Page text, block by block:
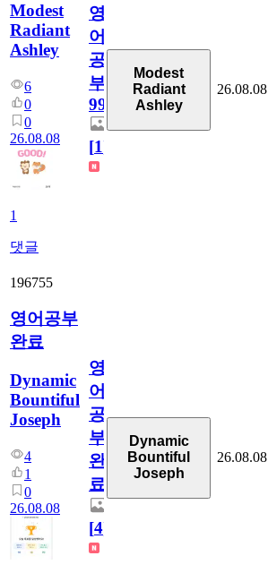
Modest
Radiant
Ashley
6
0
0
26.08.08
1
댓글
영
어
공
부
99
[1]
Modest
Radiant
Ashley
26.08.08
196755
영어공부
완료
Dynamic
Bountiful
Joseph
4
1
0
26.08.08
영
어
공
부
완
료
[4]
Dynamic
Bountiful
Joseph
26.08.08